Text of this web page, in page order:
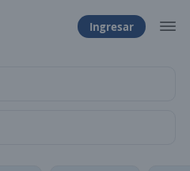
Ingresar